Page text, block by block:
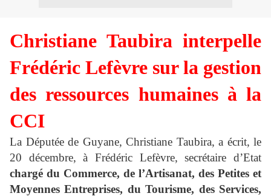
Christiane Taubira interpelle
Frédéric Lefèvre sur la gestion
des ressources humaines à la
CCI
La Députée de Guyane, Christiane Taubira, a écrit, le
20 décembre, à Frédéric Lefèvre, secrétaire d’Etat
chargé du Commerce, de l’Artisanat, des Petites et
Moyennes Entreprises, du Tourisme, des Services,